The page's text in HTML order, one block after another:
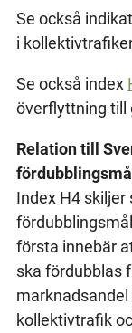
Se också
i
Se också index
överflyttning till
Relation till
Index H4
första innebär
ska fördubblas
kollektivtrafik